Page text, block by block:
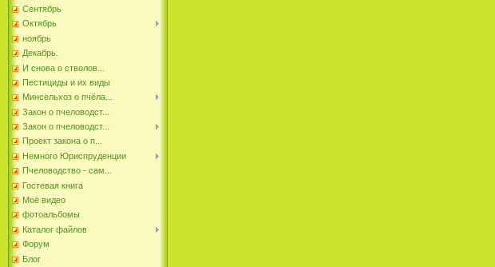
Сентябрь
Октябрь
ноябрь
Декабрь.
И снова о стволов...
Пестициды и их виды
Минсельхоз о пчёла...
Закон о пчеловодст...
Закон о пчеловодст...
Проект закона о п...
Немного Юриспруденции
Пчеловодство - сам...
Гостевая книга
Моё видео
фотоальбомы
Каталог файлов
Форум
Блог